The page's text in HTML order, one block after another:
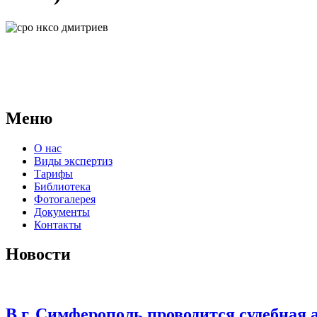
Меню
О нас
Виды экспертиз
Тарифы
Библиотека
Фотогалерея
Документы
Контакты
Новости